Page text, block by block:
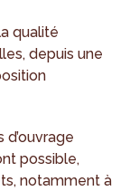
qualité
depuis une
possible,
notamment à